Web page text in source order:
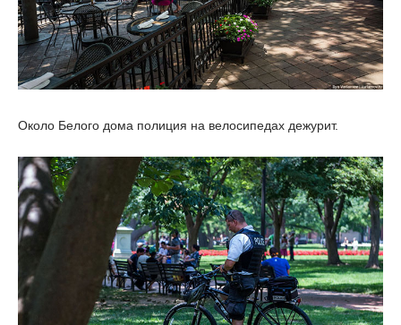
Около Белого дома полиция на велосипедах дежурит.